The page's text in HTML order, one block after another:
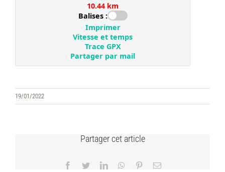
19/01/2022
Partager cet article
Facebook
TwitterLinkedInWhatsApp
PinterestEmail